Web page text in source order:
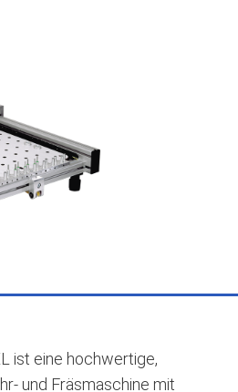
ist eine hochwertige,
und Fräsmaschine mit